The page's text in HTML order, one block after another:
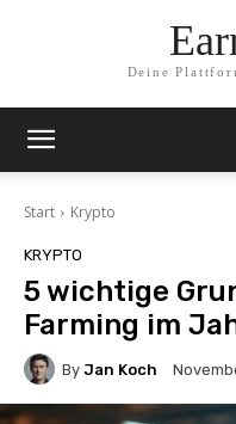
Deine
Start Krypto
KRYPTO
5 wichtige
Farming im
By Jan Koch